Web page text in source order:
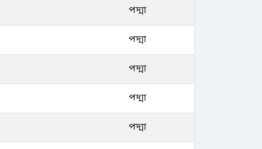
পদ্মা
পদ্মা
পদ্মা
পদ্মা
পদ্মা